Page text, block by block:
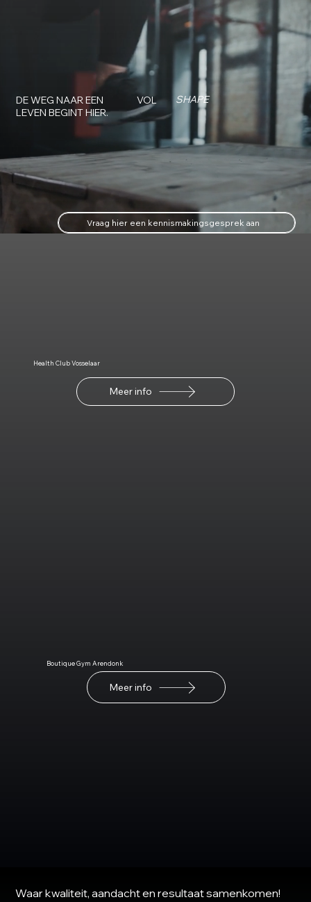
DE WEG NAAR EEN
VOL
LEVEN BEGINT HIER.
SHAPE
Vraag hier een kennismakingsgesprek aan
Health Club Vosselaar
Meer info
Boutique Gym Arendonk
Meer info
Waar kwaliteit, aandacht en resultaat samenkomen!